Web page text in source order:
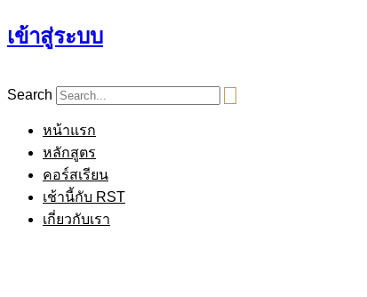
เข้าสู่ระบบ
Search
หน้าแรก
หลักสูตร
คอร์สเรียน
เช้านี้กับ RST
เกี่ยวกับเรา